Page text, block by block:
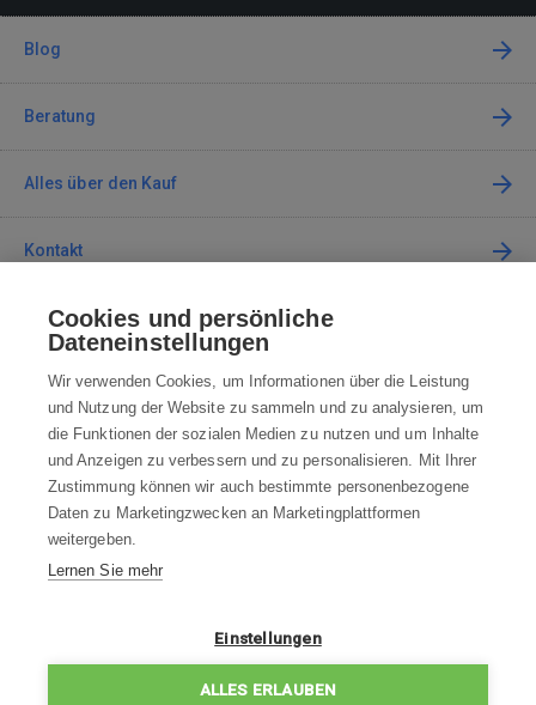
Blog
Beratung
Alles über den Kauf
Kontakt
Kontaktieren Sie uns
info@robotworld.de
+49 25 197 159 962 Mo-Fr 8:00—16:00 Uhr
ALLE KONTAKTE
WIDERRUFSBELEHRUNG
DATENSCHUTZERKLÄRUNG
Cookies und persönliche
Dateneinstellungen
Wir verwenden Cookies, um Informationen über die Leistung
und Nutzung der Website zu sammeln und zu analysieren, um
die Funktionen der sozialen Medien zu nutzen und um Inhalte
und Anzeigen zu verbessern und zu personalisieren. Mit Ihrer
Zustimmung können wir auch bestimmte personenbezogene
Daten zu Marketingzwecken an Marketingplattformen
weitergeben.
Lernen Sie mehr
Einstellungen
ALLES ERLAUBEN